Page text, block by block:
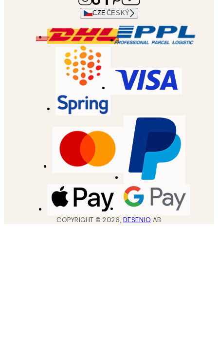
CZEČESKÝ
COPYRIGHT ©2026, DESENIO AB